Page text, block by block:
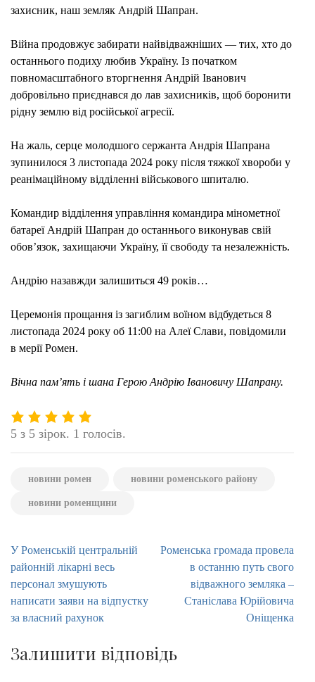
захисник, наш земляк Андрій Шапран.
Війна продовжує забирати найвідважніших — тих, хто до
останнього подиху любив Україну. Із початком
повномасштабного вторгнення Андрій Іванович
добровільно приєднався до лав захисників, щоб боронити
рідну землю від російської агресії.
На жаль, серце молодшого сержанта Андрія Шапрана
зупинилося 3 листопада 2024 року після тяжкої хвороби у
реанімаційному відділенні військового шпиталю.
Командир відділення управління командира мінометної
батареї Андрій Шапран до останнього виконував свій
обов’язок, захищаючи Україну, її свободу та незалежність.
Андрію назавжди залишиться 49 років…
Церемонія прощання із загиблим воїном відбудеться 8
листопада 2024 року об 11:00 на Алеї Слави, повідомили
в мерії Ромен.
Вічна пам’ять і шана Герою Андрію Івановичу Шапрану.
5 з 5 зірок. 1 голосів.
новини ромен новини роменського району
новини роменщини
Навігація
записів
У Роменській центральній
районній лікарні весь
персонал змушують
написати заяви на відпустку
за власний рахунок
Роменська громада провела
в останню путь свого
відважного земляка –
Станіслава Юрійовича
Оніщенка
Залишити відповідь